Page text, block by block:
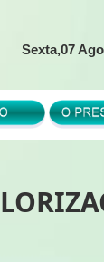
Sexta,07